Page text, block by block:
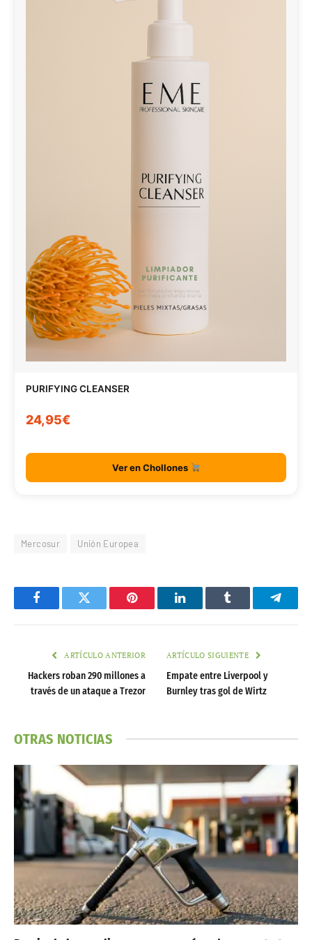
PURIFYING CLEANSER
24,95€
Ver en Chollones
Mercosur Unión Europea
FacebookTwitter Pinterest LinkedInTumblr
ARTÍCULO ANTERIOR
Hackers roban 290 millones a
través de un ataque a Trezor
ARTÍCULO SIGUIENTE
Empate entre Liverpool y
Burnley tras gol de Wirtz
OTRAS NOTICIAS